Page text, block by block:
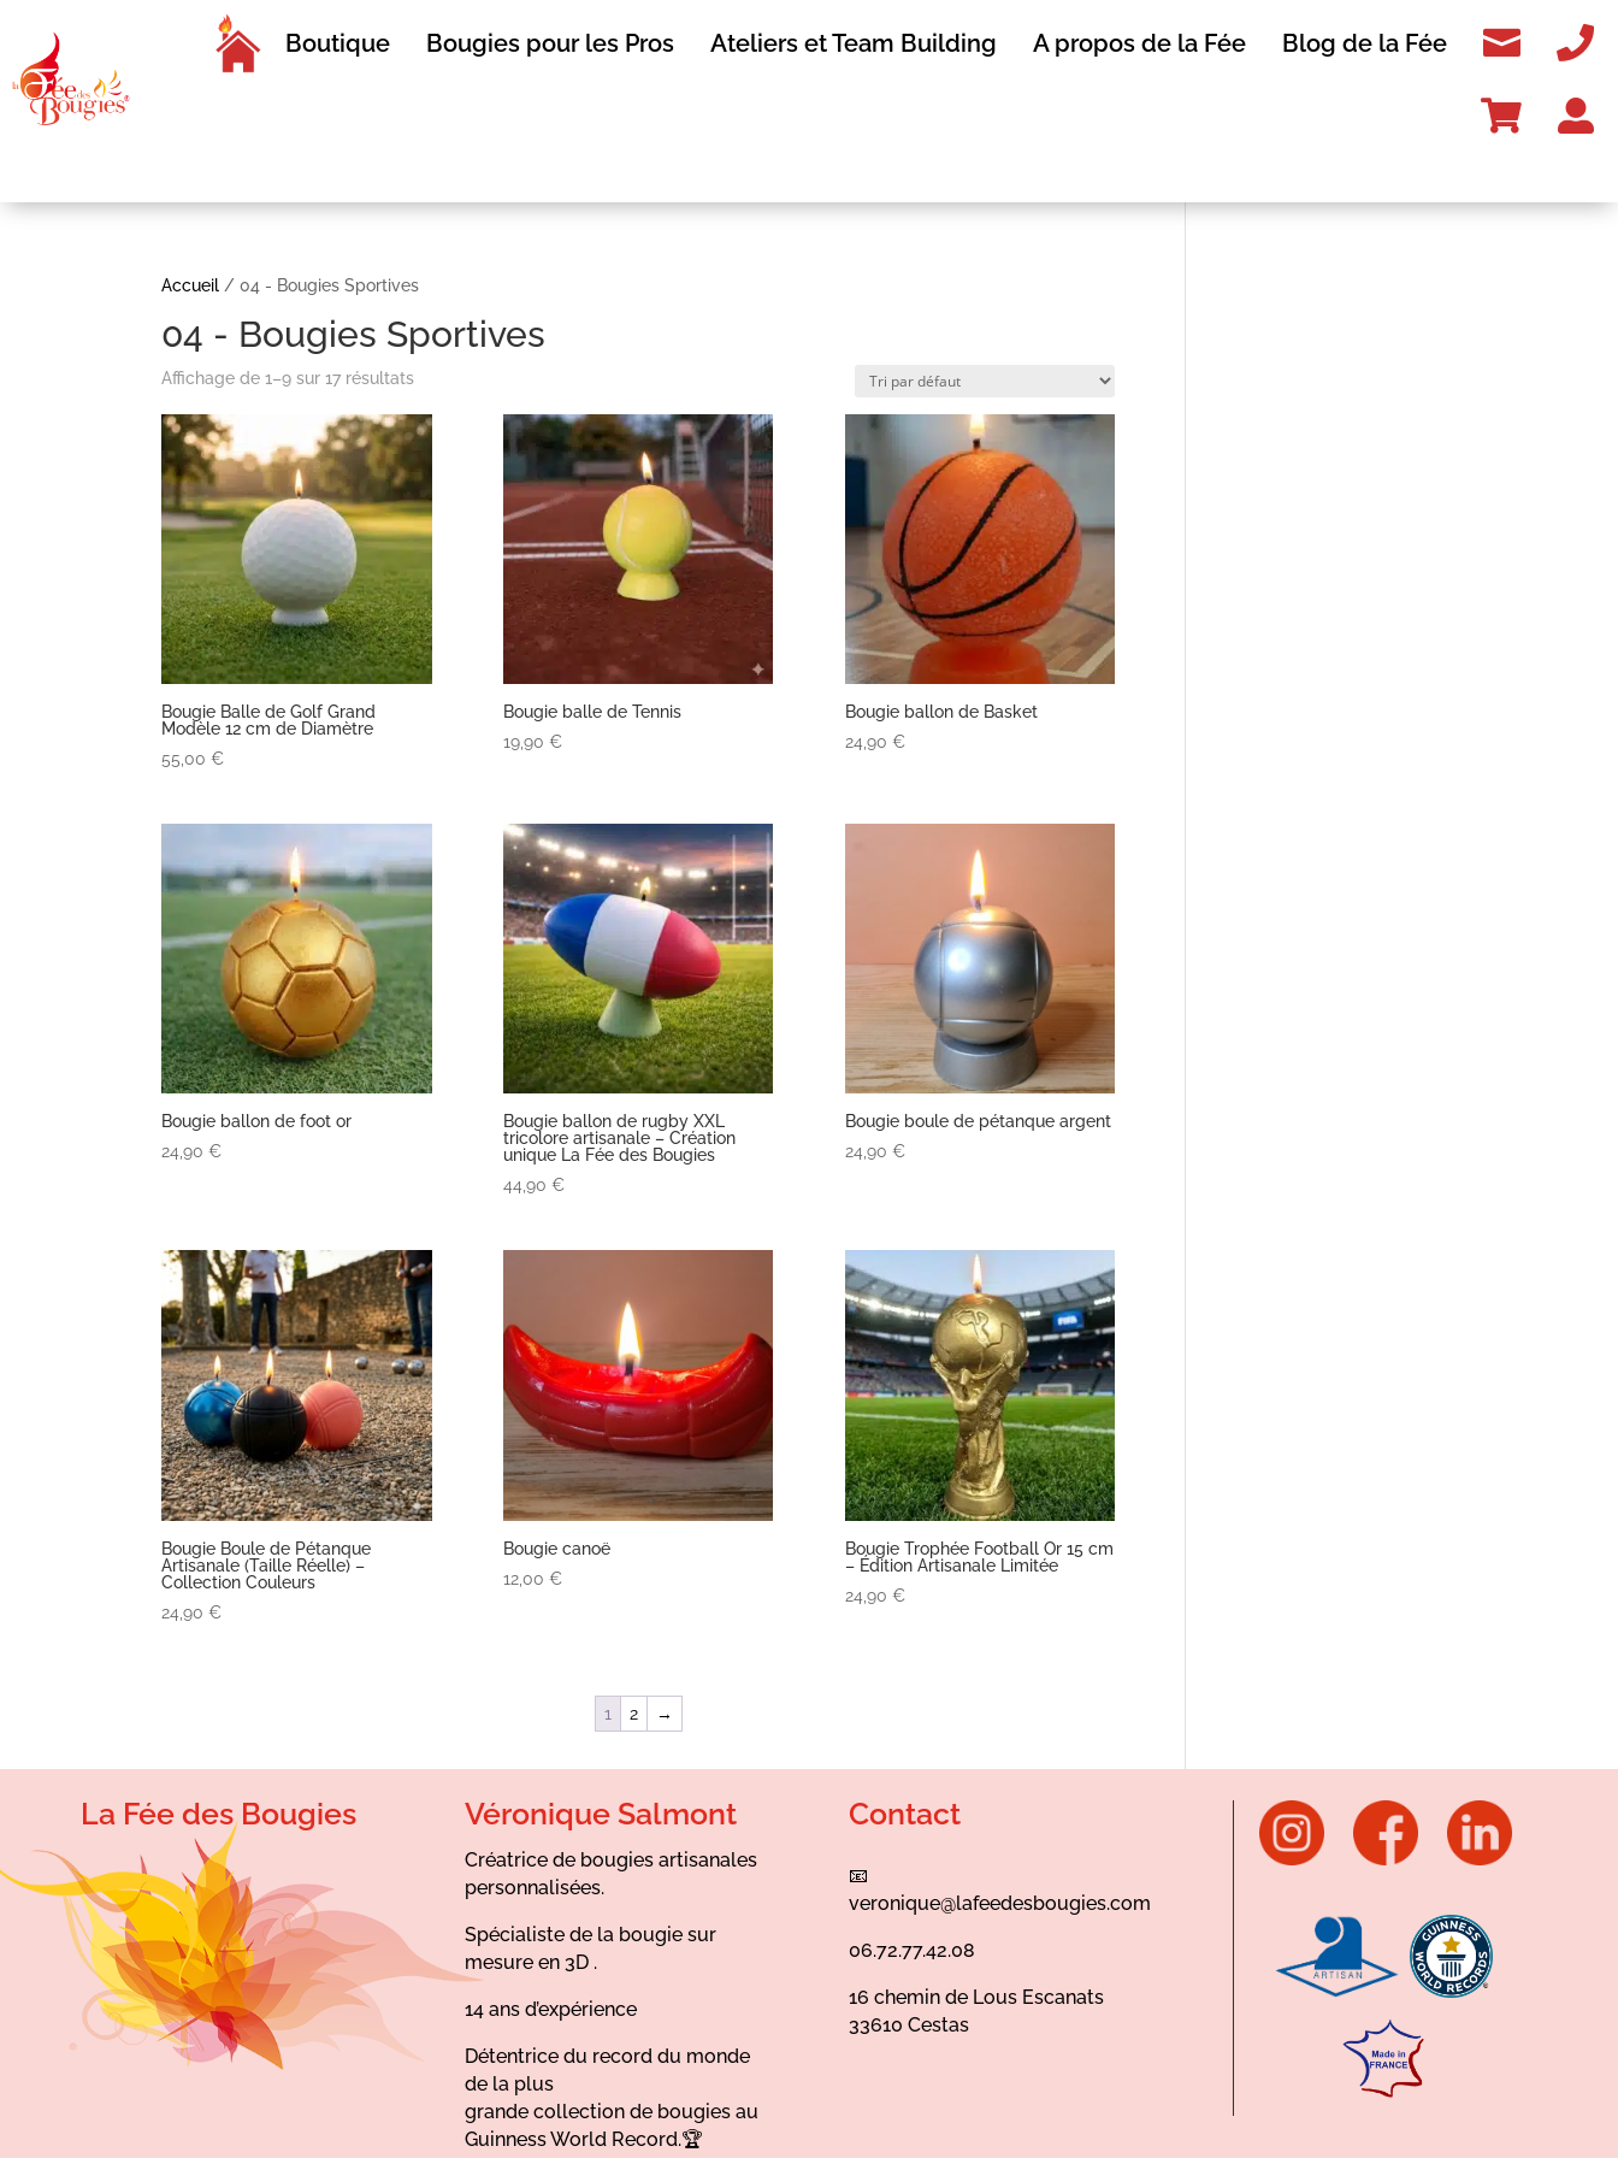
Boutique Bougies pour les Pros Ateliers et Team Building A propos de la Fée Blog de la Fée  
 
Accueil / 04 - Bougies Sportives
04 - Bougies Sportives
Affichage de 1–9 sur 17 résultats
Bougie Balle de Golf Grand
Modèle 12 cm de Diamètre
55,00€
Bougie balle de Tennis
19,90 €
Bougie ballon de Basket
24,90 €
Bougie ballon de foot or
24,90€
Bougie ballon de rugby XXL
tricolore artisanale – Création
unique La Fée des Bougies
44,90 €
Bougie boule de pétanque argent
24,90 €
Bougie Boule de Pétanque
Artisanale (Taille Réelle) –
Collection Couleurs
24,90€
Bougie canoë
12,00 €
Bougie Trophée Football Or 15 cm
– Édition Artisanale Limitée
24,90 €
1 2 →
La Fée des Bougies Véronique Salmont
Créatrice de bougies artisanales
personnalisées.
Spécialiste de la bougie sur
mesure en 3D .
14 ans d’expérience
Détentrice du record du monde
de la plus
grande collection de bougies au
Guinness World Record.🏆
Contact
📧
veronique@lafeedesbougies.com
06.72.77.42.08
16 chemin de Lous Escanats
33610 Cestas